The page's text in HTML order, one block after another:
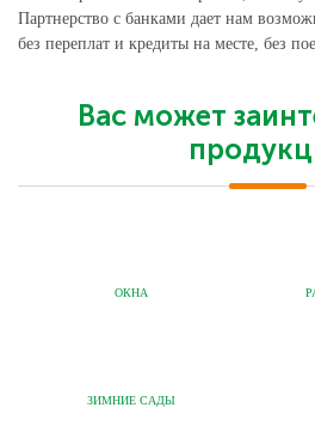
Партнерство с банками дает нам
без переплат и кредиты на месте, без
Вас может
ОКНА
ЗИМНИЕ САДЫ